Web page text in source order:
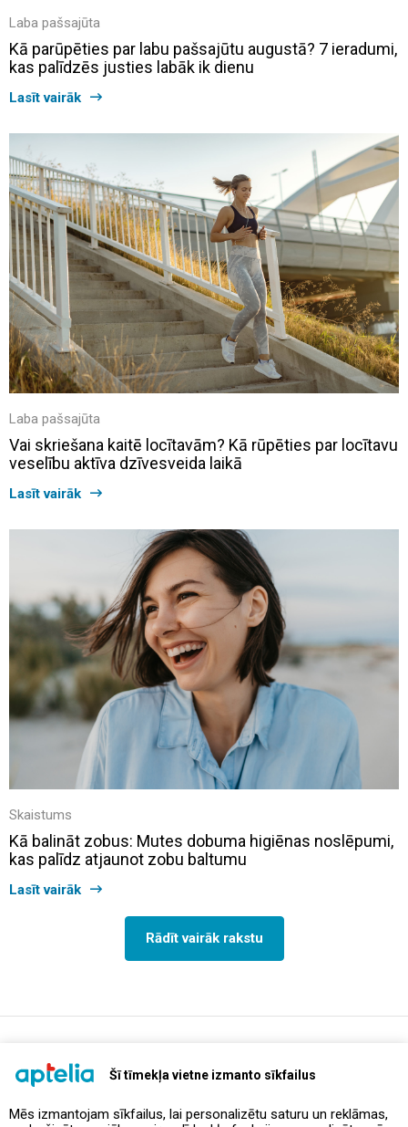
Šī tīmekļa vietne izmanto sīkfailus
Mēs izmantojam sīkfailus, lai personalizētu saturu un reklāmas,
Laba pašsajūta
Kā parūpēties par labu pašsajūtu augustā? 7 ieradumi,
kas palīdzēs justies labāk ik dienu
Lasīt vairāk
Laba pašsajūta
Vai skriešana kaitē locītavām? Kā rūpēties par locītavu
veselību aktīva dzīvesveida laikā
Lasīt vairāk
Skaistums
Kā balināt zobus: Mutes dobuma higiēnas noslēpumi,
kas palīdz atjaunot zobu baltumu
Lasīt vairāk
Rādīt vairāk rakstu